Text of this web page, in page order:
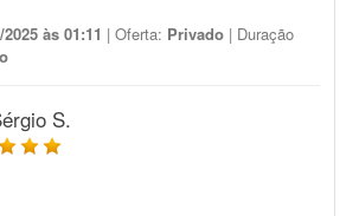
2025 às 01:11 | Oferta: Privado | Duração
S.